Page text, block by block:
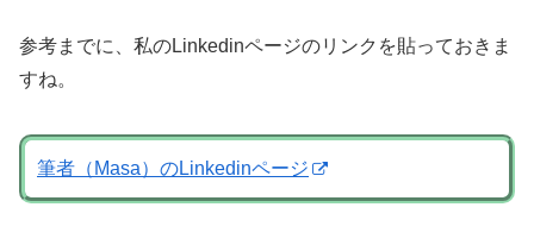
参考までに、私のLinkedinページのリンクを貼っておきま
すね。
筆者（Masa）のLinkedinページ